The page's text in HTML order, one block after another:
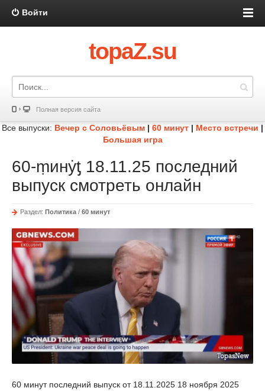
Войти
topaZ.su
Полная версия сайта
Все выпуски: Вечер с Соловьёвым | 60 минут | Место встречи |
Большая игра
60-ṃинẏƫ 18.11.25 последний
выпуск смотреть онлайн
Раздел: Политика / 60 минут
60 минут последний выпуск от 18.11.2025 18 ноября 2025